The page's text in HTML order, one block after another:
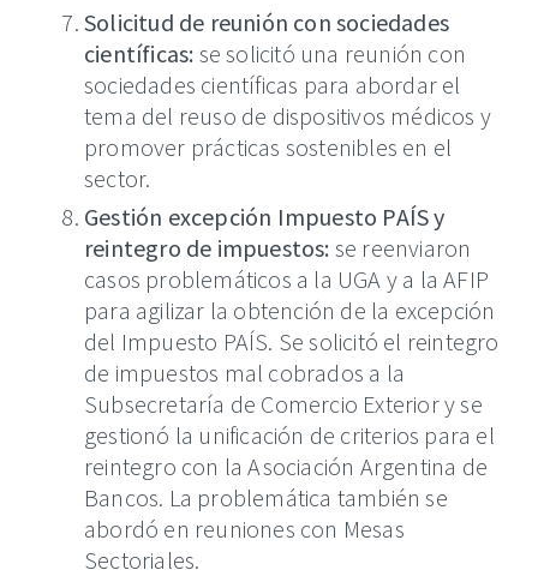
Solicitud de reunión con sociedades
científicas: se solicitó una reunión con
sociedades científicas para abordar el
tema del reuso de dispositivos médicos y
promover prácticas sostenibles en el
sector.
Gestión excepción Impuesto PAÍS y
reintegro de impuestos: se reenviaron
casos problemáticos a la UGA y a la AFIP
para agilizar la obtención de la excepción
del Impuesto PAÍS. Se solicitó el reintegro
de impuestos mal cobrados a la
Subsecretaría de Comercio Exterior y se
gestionó la unificación de criterios para el
reintegro con la Asociación Argentina de
Bancos. La problemática también se
abordó en reuniones con Mesas
Sectoriales.